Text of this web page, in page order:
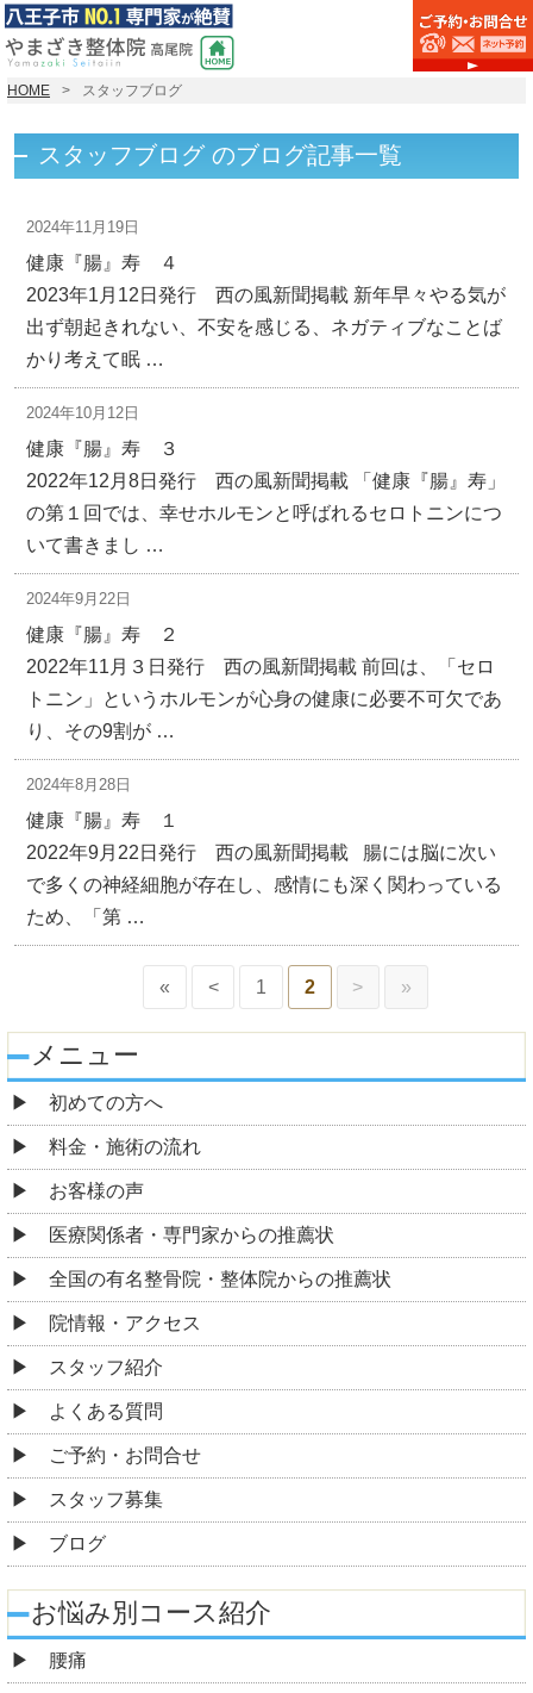
HOME スタッフブログ
スタッフブログ のブログ記事一覧
2024年11月19日
健康『腸』寿 ４
2023年1月12日発行 西の風新聞掲載 新年早々やる気が
出ず朝起きれない、不安を感じる、ネガティブなことば
かり考えて眠 …
2024年10月12日
健康『腸』寿 ３
2022年12月8日発行 西の風新聞掲載 「健康『腸』寿」
の第１回では、幸せホルモンと呼ばれるセロトニンにつ
いて書きまし …
2024年9月22日
健康『腸』寿 ２
2022年11月３日発行 西の風新聞掲載 前回は、「セロ
トニン」というホルモンが心身の健康に必要不可欠であ
り、その9割が …
2024年8月28日
健康『腸』寿 １
2022年9月22日発行 西の風新聞掲載 腸には脳に次い
で多くの神経細胞が存在し、感情にも深く関わっている
ため、「第 …
« < 1 2 > »
メニュー
初めての方へ
料金・施術の流れ
お客様の声
医療関係者・専門家からの推薦状
全国の有名整骨院・整体院からの推薦状
院情報・アクセス
スタッフ紹介
よくある質問
ご予約・お問合せ
スタッフ募集
ブログ
お悩み別コース紹介
腰痛